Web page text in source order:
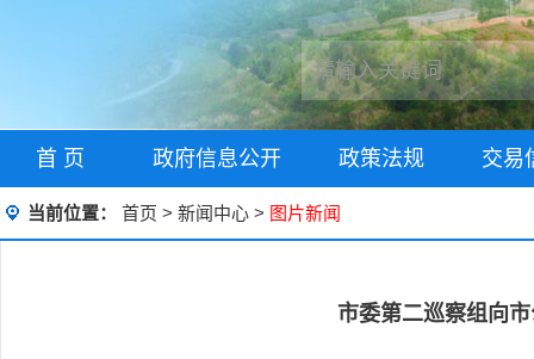
首 页 政府信息公开 政策法规 交易
当前位置： 首页 > 新闻中心 > 图片新闻
市委第二巡察组向